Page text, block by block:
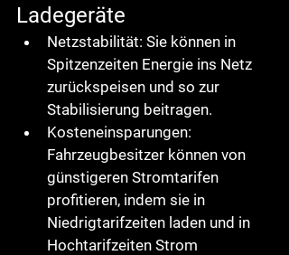
Ladegeräte
Netzstabilität: Sie können in
Spitzenzeiten Energie ins Netz
zurückspeisen und so zur
Stabilisierung beitragen.
Kosteneinsparungen:
Fahrzeugbesitzer können von
günstigeren Stromtarifen
profitieren, indem sie in
Niedrigtarifzeiten laden und in
Hochtarifzeiten Strom